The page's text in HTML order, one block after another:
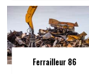
Ferrailleur 86